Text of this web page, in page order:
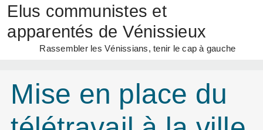
Elus communistes et
apparentés de Vénissieux
Rassembler les Vénissians, tenir le cap à gauche
Mise en place du